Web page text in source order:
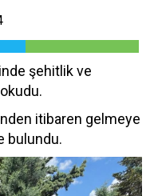
şehitlik ve
itibaren gelmeye
bulundu.